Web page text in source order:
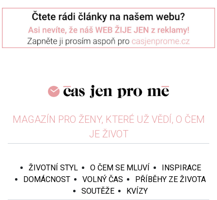
MAGAZÍN PRO ŽENY, KTERÉ UŽ VĚDÍ, O ČEM
JE ŽIVOT
ŽIVOTNÍ STYL O ČEM SE MLUVÍ
INSPIRACE
DOMÁCNOST
VOLNÝ ČAS
PŘÍBĚHY ZE ŽIVOTA
SOUTĚŽE
KVÍZY